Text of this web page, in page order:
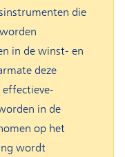
die
in de winst- en
deze
in de
op het
wordt